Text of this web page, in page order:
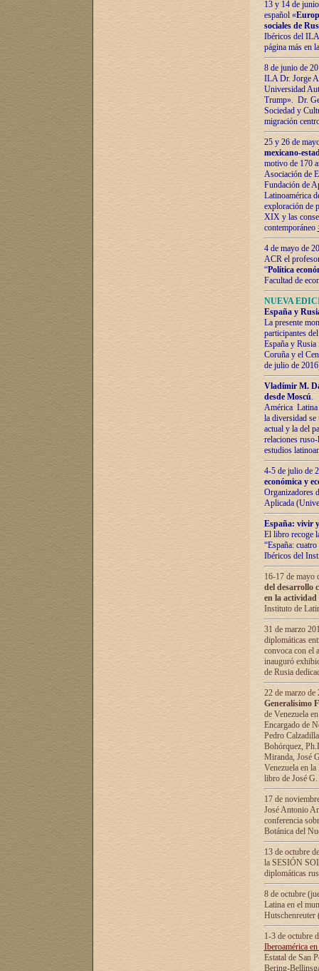
13 y 14 de
español «
sociales de
Ibéricos del ILA
página más en
8 de junio de
ILA Dr. Jorge
Universidad
Trump». Dr.
Sociedad y
migración
25 y 26 de
mexicano-
motivo de 170
Asociación de
Fundación de
Latinoamérica
exploración de
XIX y las
contemporáneo
4 de mayo de
ACR el
“Política
Facultad de
NUEVA
España y
La presente
participantes
España y
Coruña y el
de julio de
Vladímir М.
desde Moscú.
América Latina
la diversidad
actual у lа del
relaciones
estudios
4-5 de julio de
económica y
Organizadores
Aplicada
España: vivir
El libro recoge
“España:
Ibéricos del
16-17 de mayo
del desarrollo
en la
Instituto de
31 de marzo
diplomáticas
convoca con el
inauguró
de Rusia
22 de marzo
Generalísimo
de Venezuela
Encargado de
Pedro
Bohórquez,
Miranda, José
Venezuela en
libro de José
17 de
José Antonio
conferencia
Botánica del
13 de octubre
la SESIÓN
diplomáticas
8 de octubre
Latina en el
1-3 de octubre
Iberoamérica
Estatal de San
Bering-